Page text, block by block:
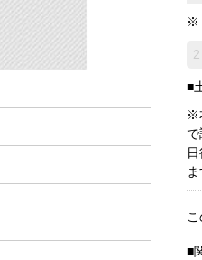
※
■
※
■